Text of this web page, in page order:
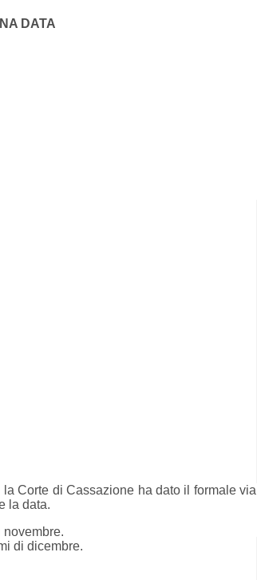
DATA
Corte di Cassazione ha dato il formale via
la data.
di dicembre.